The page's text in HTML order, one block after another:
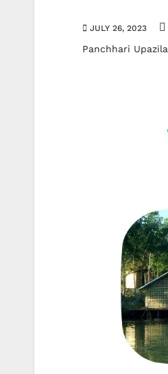
JULY 26, 2023
Panchhari Upazila